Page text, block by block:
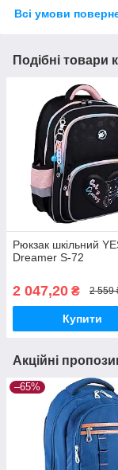
Всі умови
Подібні товари
Рюкзак шкільний
Dreamer S-72
2 047,20 ₴ 2 559
Купити
Акційні
–65%